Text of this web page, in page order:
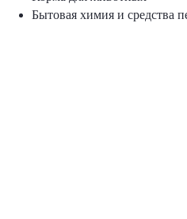
Бытовая химия и средства